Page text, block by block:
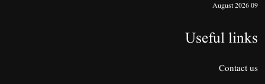
09 August 2026
Useful links
Contact us